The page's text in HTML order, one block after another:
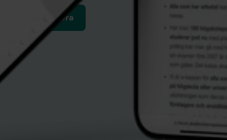
Prenumerera